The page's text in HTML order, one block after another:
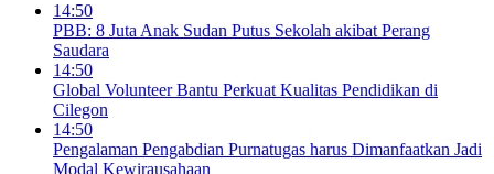
14:50
PBB: 8 Juta Anak Sudan Putus Sekolah akibat Perang
Saudara
14:50
Global Volunteer Bantu Perkuat Kualitas Pendidikan di
Cilegon
14:50
Pengalaman Pengabdian Purnatugas harus Dimanfaatkan Jadi
Modal Kewirausahaan